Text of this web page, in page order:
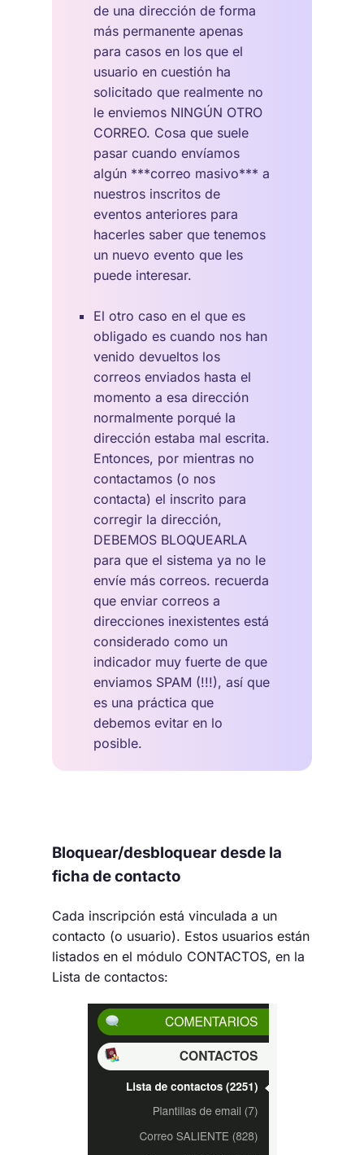
de una dirección de forma
más permanente apenas
para casos en los que el
usuario en cuestión ha
solicitado que realmente no
le enviemos NINGÚN OTRO
CORREO. Cosa que suele
pasar cuando envíamos
algún ***correo masivo*** a
nuestros inscritos de
eventos anteriores para
hacerles saber que tenemos
un nuevo evento que les
puede interesar.
El otro caso en el que es
obligado es cuando nos han
venido devueltos los
correos enviados hasta el
momento a esa dirección
normalmente porqué la
dirección estaba mal escrita.
Entonces, por mientras no
contactamos (o nos
contacta) el inscrito para
corregir la dirección,
DEBEMOS BLOQUEARLA
para que el sistema ya no le
envíe más correos. recuerda
que enviar correos a
direcciones inexistentes está
considerado como un
indicador muy fuerte de que
enviamos SPAM (!!!), así que
es una práctica que
debemos evitar en lo
posible.
Bloquear/desbloquear desde la
ficha de contacto
Cada inscripción está vinculada a un
contacto (o usuario). Estos usuarios están
listados en el módulo CONTACTOS, en la
Lista de contactos: